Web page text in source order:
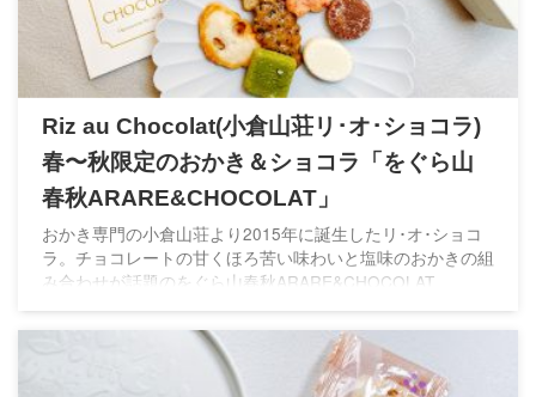
Riz au Chocolat(小倉山荘リ･オ･ショコラ)
春〜秋限定のおかき＆ショコラ「をぐら山
春秋ARARE&CHOCOLAT」
おかき専門の小倉山荘より2015年に誕生したリ･オ･ショコ
ラ。チョコレートの甘くほろ苦い味わいと塩味のおかきの組
み合わせが話題のをぐら山春秋ARARE&CHOCOLAT